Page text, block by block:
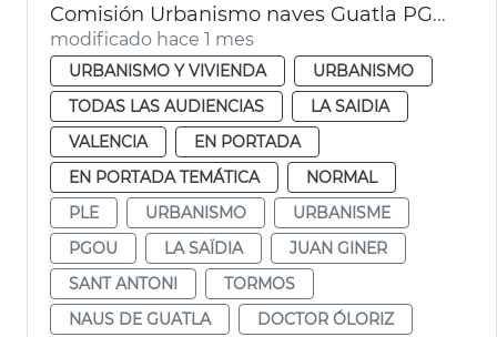
Comisión Urbanismo naves Guatla PGOU
modificado hace 1 mes
URBANISMO Y VIVIENDA
URBANISMO
TODAS LAS AUDIENCIAS
LA SAIDIA
VALENCIA
EN PORTADA
EN PORTADA TEMÁTICA
NORMAL
PLE
URBANISMO
URBANISME
PGOU
LA SAÏDIA
JUAN GINER
SANT ANTONI
TORMOS
NAUS DE GUATLA
DOCTOR ÓLORIZ